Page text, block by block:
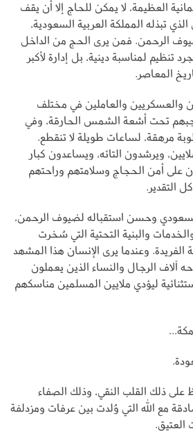
العظيمة، لا يمكن للحاج إلا أن يقف
تبذله المملكة العربية السعودية،
الرحمن. فمن يرى الحج من الداخل
لمناسبة دينية، بل إدارة لأكبر
المعاصر.
والعسكريين والعاملين في مختلف
تحت أشعة الشمس الحارقة، وفي
مرهقة، لساعات طويلة لا تنقطع.
ويرشدون التائه، ويساعدون كبار
على أمن الحجاج وسلامتهم وراحتهم
التقدير.
وحسن استقباله لضيوف الرحمن،
والبنية التحتية التي سُخرت
الفريدة. وعندما يرى الإنسان هذا المشهد
آلاف الرجال والنساء الذين يعملون
ليؤدي ملايين المسلمين مناسكهم
ذلك القلب النقي، وذلك الصفاء
مع الله التي وُلدت بين عرفات ومزدلفة
العتيق.